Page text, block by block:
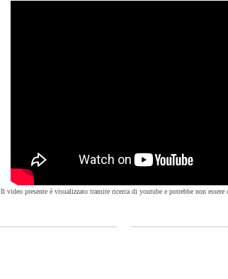
Il video presente è visualizzato tramite ricerca di youtube e potrebbe non essere